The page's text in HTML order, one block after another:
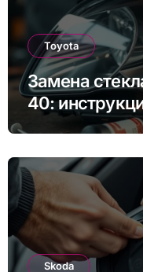
Toyota
Замена
40:
Skoda